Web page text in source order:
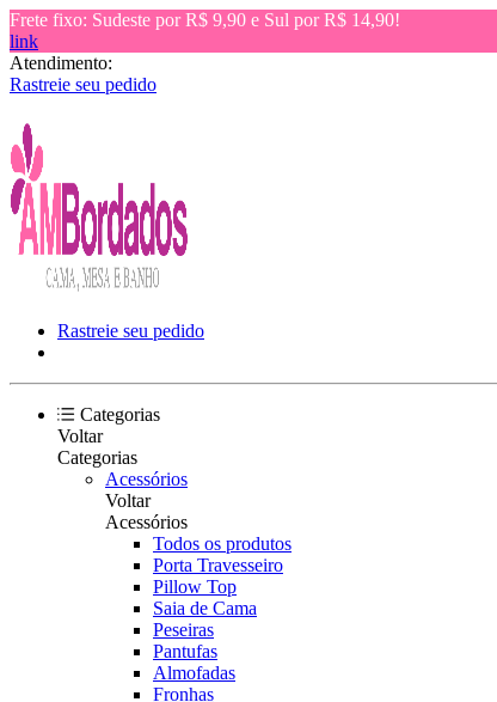
Frete fixo: Sudeste por R$ 9,90 e Sul por R$ 14,90!
link
Atendimento:
Rastreie seu pedido
Rastreie seu pedido
Categorias
Voltar
Categorias
Acessórios
Voltar
Acessórios
Todos os produtos
Porta Travesseiro
Pillow Top
Saia de Cama
Peseiras
Pantufas
Almofadas
Fronhas